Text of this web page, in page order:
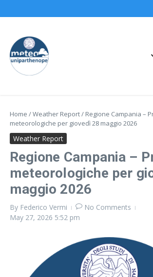
Home /Weather Report/ Regione Campania –
meteorologiche per giovedì 28 maggio 2026
Weather Report
Regione Campania –
meteorologiche per
maggio 2026
By Federico Vermi
No Comments
May 27, 2026 5:52 pm